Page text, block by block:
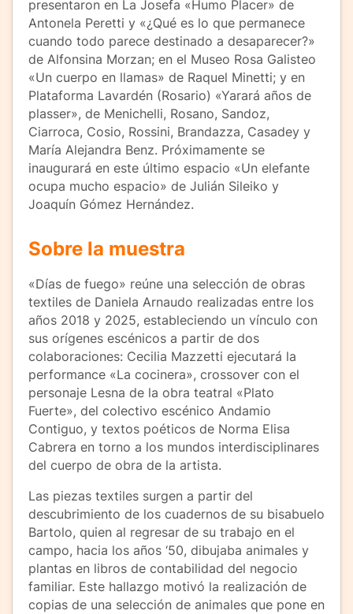
presentaron en La Josefa «Humo Placer» de
Antonela Peretti y «¿Qué es lo que permanece
cuando todo parece destinado a desaparecer?»
de Alfonsina Morzan; en el Museo Rosa Galisteo
«Un cuerpo en llamas» de Raquel Minetti; y en
Plataforma Lavardén (Rosario) «Yarará años de
plasser», de Menichelli, Rosano, Sandoz,
Ciarroca, Cosio, Rossini, Brandazza, Casadey y
María Alejandra Benz. Próximamente se
inaugurará en este último espacio «Un elefante
ocupa mucho espacio» de Julián Sileiko y
Joaquín Gómez Hernández.
Sobre la muestra
«Días de fuego» reúne una selección de obras
textiles de Daniela Arnaudo realizadas entre los
años 2018 y 2025, estableciendo un vínculo con
sus orígenes escénicos a partir de dos
colaboraciones: Cecilia Mazzetti ejecutará la
performance «La cocinera», crossover con el
personaje Lesna de la obra teatral «Plato
Fuerte», del colectivo escénico Andamio
Contiguo, y textos poéticos de Norma Elisa
Cabrera en torno a los mundos interdisciplinares
del cuerpo de obra de la artista.
Las piezas textiles surgen a partir del
descubrimiento de los cuadernos de su bisabuelo
Bartolo, quien al regresar de su trabajo en el
campo, hacia los años ‘50, dibujaba animales y
plantas en libros de contabilidad del negocio
familiar. Este hallazgo motivó la realización de
copias de una selección de animales que pone en